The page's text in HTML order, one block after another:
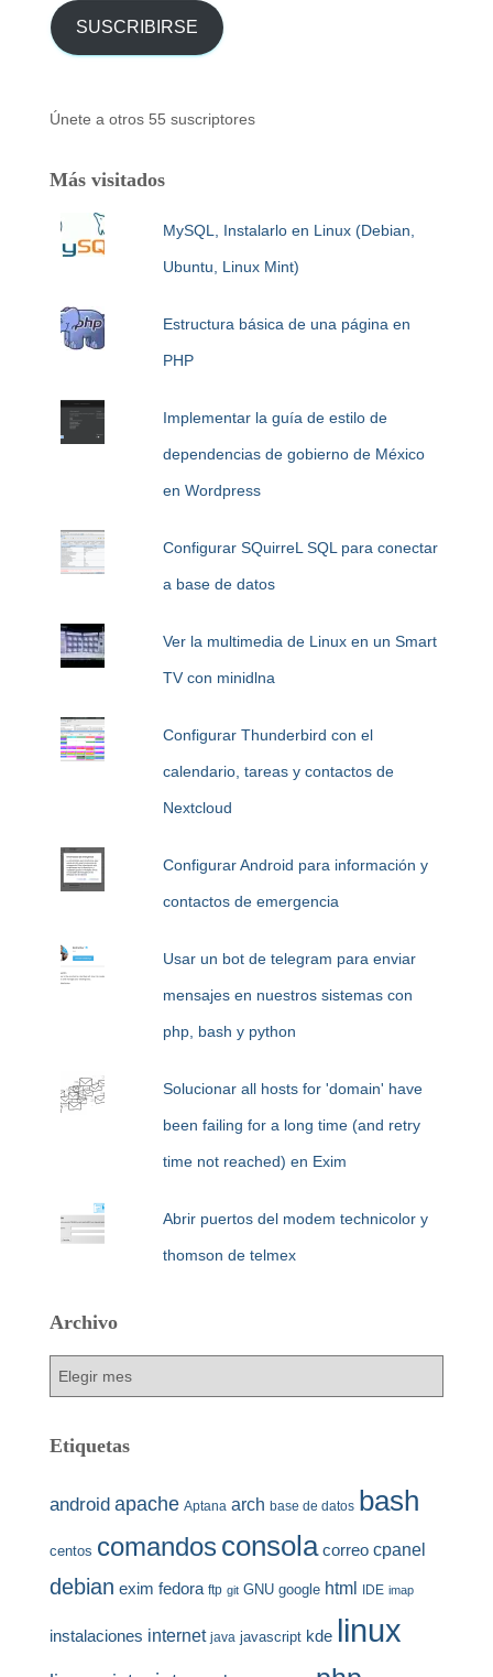
SUSCRIBIRSE
Únete a otros 55 suscriptores
Más visitados
MySQL, Instalarlo en Linux (Debian,
Ubuntu, Linux Mint)
Estructura básica de una página en
PHP
Implementar la guía de estilo de
dependencias de gobierno de México
en Wordpress
Configurar SQuirreL SQL para conectar
a base de datos
Ver la multimedia de Linux en un Smart
TV con minidlna
Configurar Thunderbird con el
calendario, tareas y contactos de
Nextcloud
Configurar Android para información y
contactos de emergencia
Usar un bot de telegram para enviar
mensajes en nuestros sistemas con
php, bash y python
Solucionar all hosts for 'domain' have
been failing for a long time (and retry
time not reached) en Exim
Abrir puertos del modem technicolor y
thomson de telmex
Archivo
Etiquetas
android apache Aptana arch base de datos bash
centos comandosconsola correo cpanel
debian exim fedora ftp git GNU google html IDE imap
instalaciones internet java javascript kde linux